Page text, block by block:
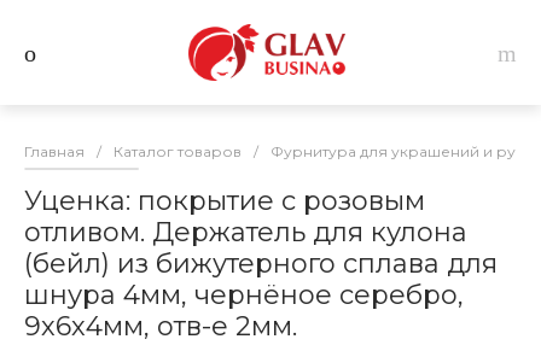
Главная / Каталог товаров / Фурнитура для украшений и
Уценка: покрытие с розовым
отливом. Держатель для кулона
(бейл) из бижутерного сплава для
шнура 4мм, чернёное серебро,
9х6х4мм, отв-е 2мм.